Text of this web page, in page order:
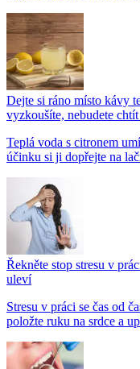
Dejte si ráno místo kávy
vyzkoušíte, nebudete chtít
Teplá voda s citronem
účinku si ji dopřejte na
Řekněte stop stresu v
uleví
Stresu v práci se čas od
položte ruku na srdce a